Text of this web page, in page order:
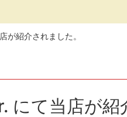
が紹介されました。
にて当店が紹